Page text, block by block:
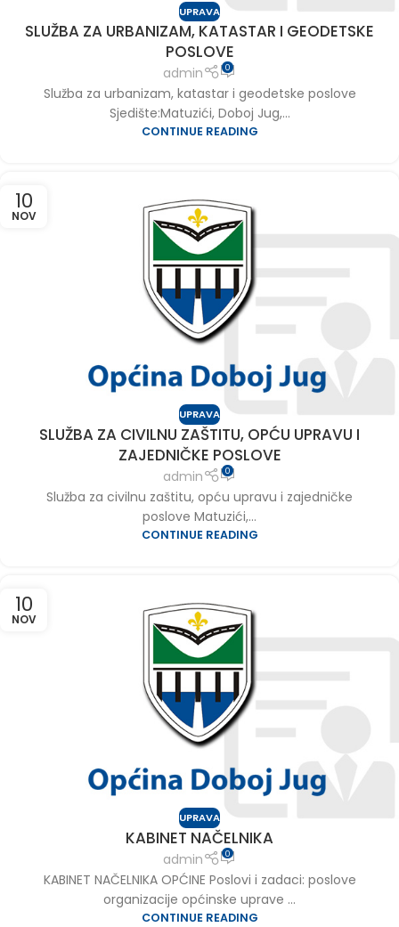
UPRAVA
SLUŽBA ZA URBANIZAM, KATASTAR I GEODETSKE
POSLOVE
admin 0
Služba za urbanizam, katastar i geodetske poslove
Sjedište:Matuzići, Doboj Jug,...
CONTINUE READING
10
NOV
UPRAVA
SLUŽBA ZA CIVILNU ZAŠTITU, OPĆU UPRAVU I
ZAJEDNIČKE POSLOVE
admin 0
Služba za civilnu zaštitu, opću upravu i zajedničke
poslove Matuzići,...
CONTINUE READING
10
NOV
UPRAVA
KABINET NAČELNIKA
admin 0
KABINET NAČELNIKA OPĆINE Poslovi i zadaci: poslove
organizacije općinske uprave ...
CONTINUE READING